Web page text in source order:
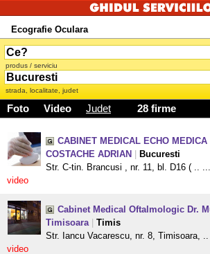
Ecografie Oculara
produs / serviciu
strada, localitate, judet
Foto Video Judet 28 firme
CABINET MEDICAL ECHO MEDICA
COSTACHE ADRIAN
Bucuresti
Str. C-tin. Brancusi , nr. 11, bl. D16 ( ..
video
Cabinet Medical Oftalmologic Dr.
Timisoara
Timis
Str. Iancu Vacarescu, nr. 8, Timisoara,
video